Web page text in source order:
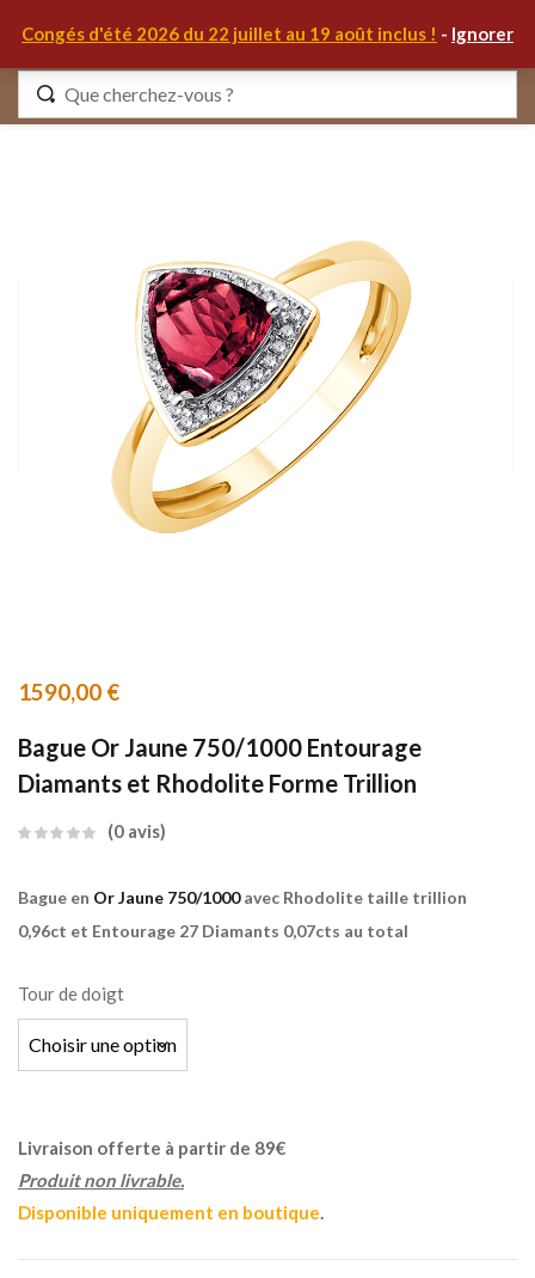
Congés d'été 2026 du 22 juillet au 19 août inclus ! - Ignorer
1590,00 €
Bague Or Jaune 750/1000 Entourage
Diamants et Rhodolite Forme Trillion
0 avis
Bague en Or Jaune 750/1000avec Rhodolite taille trillion
0,96ct et Entourage 27 Diamants 0,07cts au total
Tour de doigt
Livraison offerte à partir de 89€
Produit non livrable.
Disponible uniquement en boutique.
Identifiez-vous
Se souvenir de moi Mot de passe oublié ?
S'IDENTIFIER
MON COMPTE